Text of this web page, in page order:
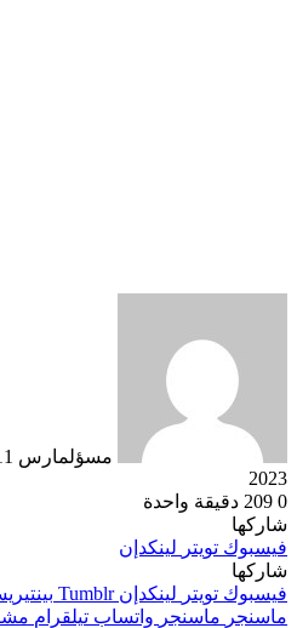
مسؤلمارس 11, 2023
2023
0
دقيقة واحدة
شاركها
فيسبوك تويتر لينكدإن
شاركها
فيسبوك تويتر لينكدإن
ماسنجر ماسنجر واتساب تيلقرام